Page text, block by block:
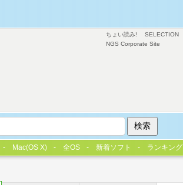
ちょい読み! SELECTION
NGS Corporate Site
Mac(OS X) 全OS 新着ソフト ランキング